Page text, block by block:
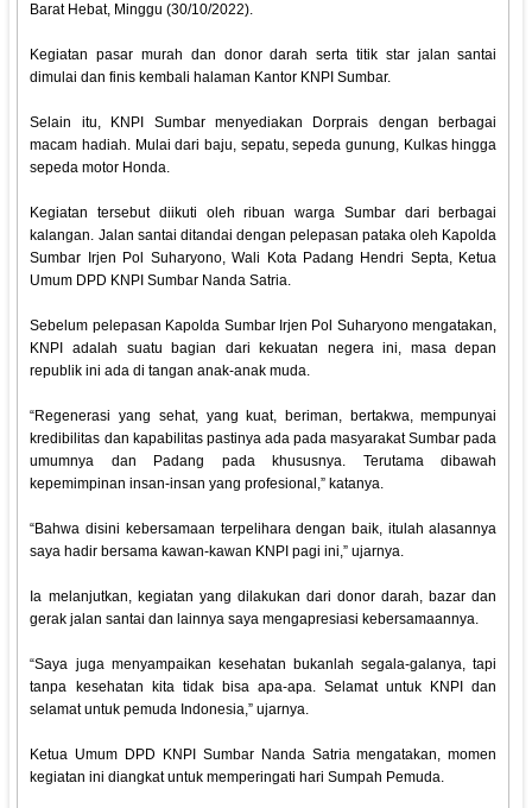
Barat Hebat, Minggu (30/10/2022).
Kegiatan pasar murah dan donor darah serta titik star jalan santai
dimulai dan finis kembali halaman Kantor KNPI Sumbar.
Selain itu, KNPI Sumbar menyediakan Dorprais dengan berbagai
macam hadiah. Mulai dari baju, sepatu, sepeda gunung, Kulkas hingga
sepeda motor Honda.
Kegiatan tersebut diikuti oleh ribuan warga Sumbar dari berbagai
kalangan. Jalan santai ditandai dengan pelepasan pataka oleh Kapolda
Sumbar Irjen Pol Suharyono, Wali Kota Padang Hendri Septa, Ketua
Umum DPD KNPI Sumbar Nanda Satria.
Sebelum pelepasan Kapolda Sumbar Irjen Pol Suharyono mengatakan,
KNPI adalah suatu bagian dari kekuatan negera ini, masa depan
republik ini ada di tangan anak-anak muda.
“Regenerasi yang sehat, yang kuat, beriman, bertakwa, mempunyai
kredibilitas dan kapabilitas pastinya ada pada masyarakat Sumbar pada
umumnya dan Padang pada khususnya. Terutama dibawah
kepemimpinan insan-insan yang profesional,” katanya.
“Bahwa disini kebersamaan terpelihara dengan baik, itulah alasannya
saya hadir bersama kawan-kawan KNPI pagi ini,” ujarnya.
Ia melanjutkan, kegiatan yang dilakukan dari donor darah, bazar dan
gerak jalan santai dan lainnya saya mengapresiasi kebersamaannya.
“Saya juga menyampaikan kesehatan bukanlah segala-galanya, tapi
tanpa kesehatan kita tidak bisa apa-apa. Selamat untuk KNPI dan
selamat untuk pemuda Indonesia,” ujarnya.
Ketua Umum DPD KNPI Sumbar Nanda Satria mengatakan, momen
kegiatan ini diangkat untuk memperingati hari Sumpah Pemuda.